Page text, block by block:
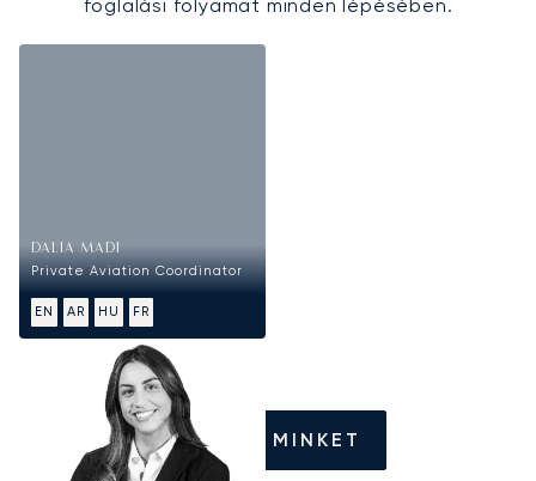
foglalási folyamat minden lépésében.
DALIA MADI
Private Aviation Coordinator
EN AR HU FR
HÍVJON MINKET